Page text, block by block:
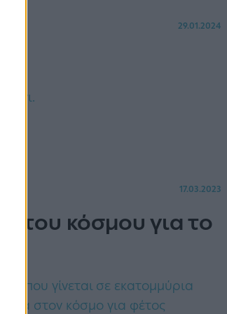
29.01.2024
17.03.2023
του κόσμου για το
που γίνεται σε εκατομμύρια
στον κόσμο για φέτος